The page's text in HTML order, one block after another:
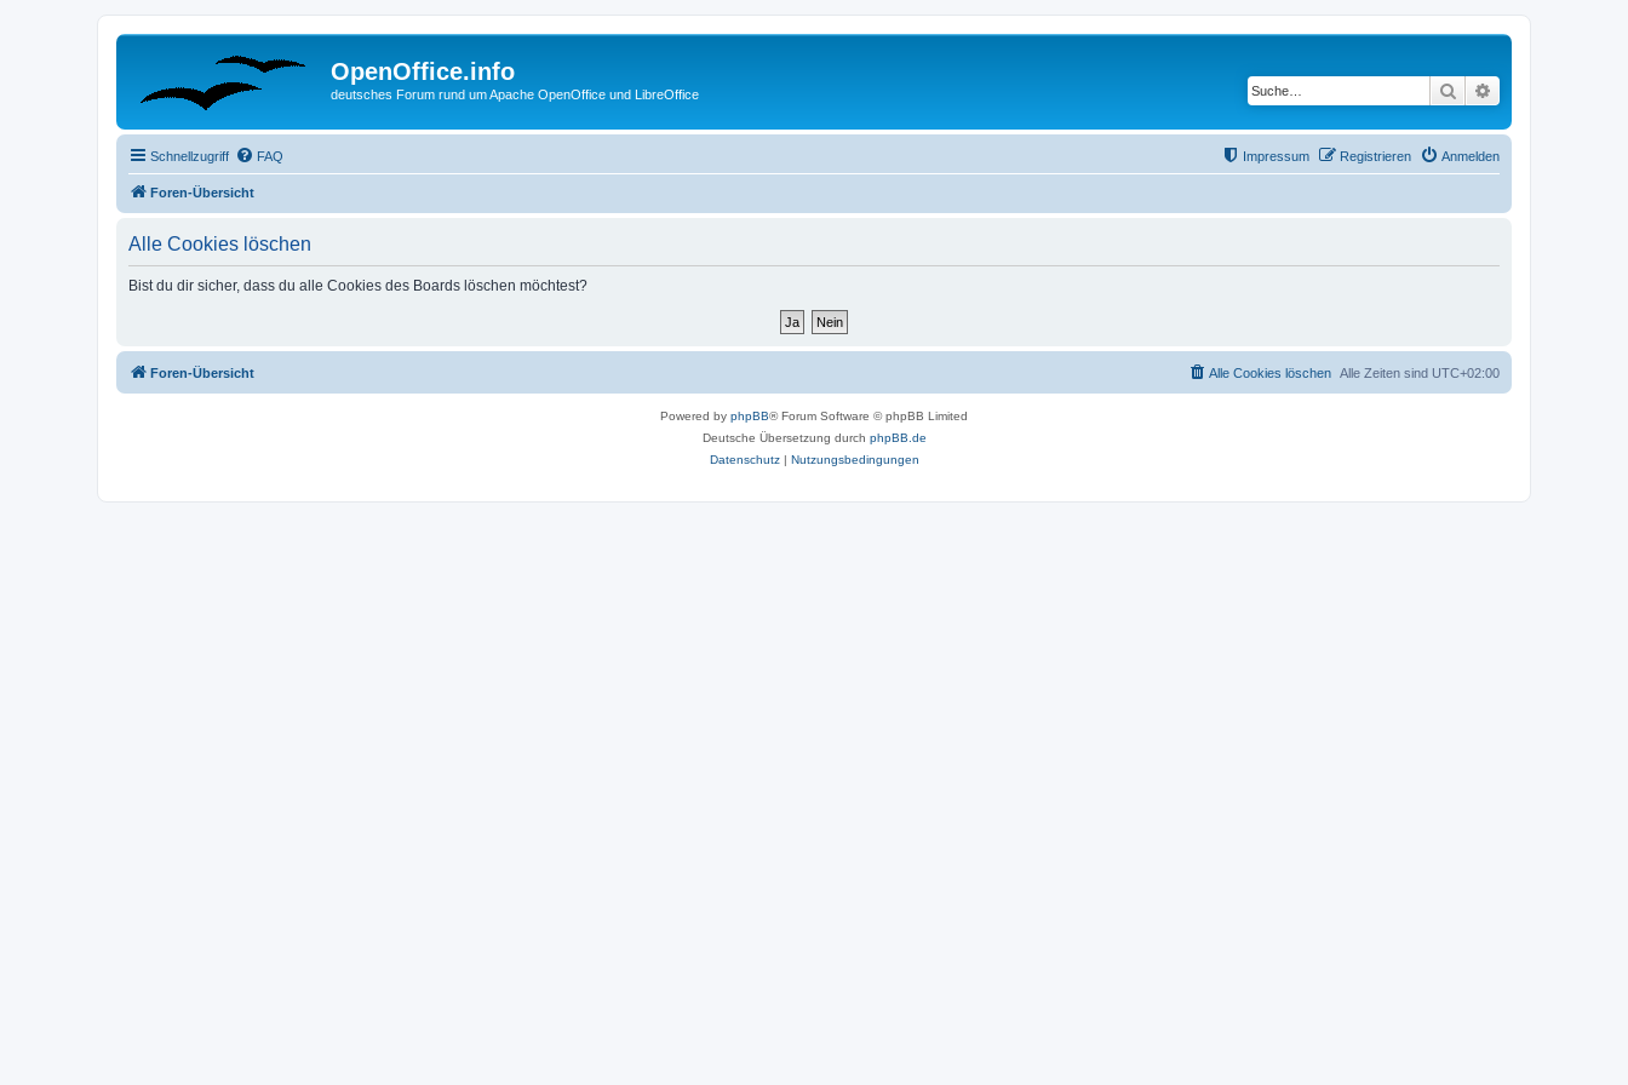
OpenOffice.info
deutsches Forum rund um Apache OpenOffice und LibreOffice Suche
Schnellzugriff FAQ Anmelden
Registrieren
Impressum
Foren-Übersicht
Alle Cookies löschen
Bist du dir sicher, dass du alle Cookies des Boards löschen möchtest?
Foren-Übersicht Alle Zeiten sind UTC+02:00
Alle Cookies löschen
Powered by phpBB® Forum Software © phpBB Limited
Deutsche Übersetzung durch phpBB.de
Datenschutz| Nutzungsbedingungen